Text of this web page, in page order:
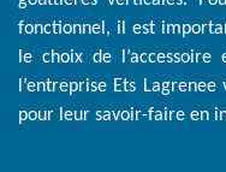
fonctionnel, il est
le choix de l’accessoire
l’entreprise Ets
pour leur savoir-faire en